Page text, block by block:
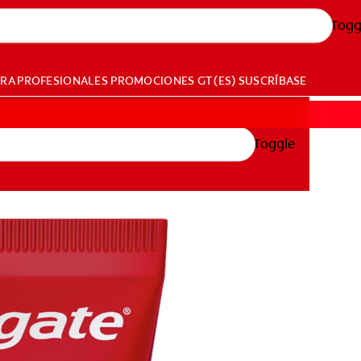
PROFESIONALES PROMOCIONES GT (ES) SUSCRÍBASE
Toggle